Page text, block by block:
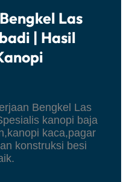
Las
| Hasil
Bengkel Las
kanopi baja
kaca,pagar
konstruksi besi